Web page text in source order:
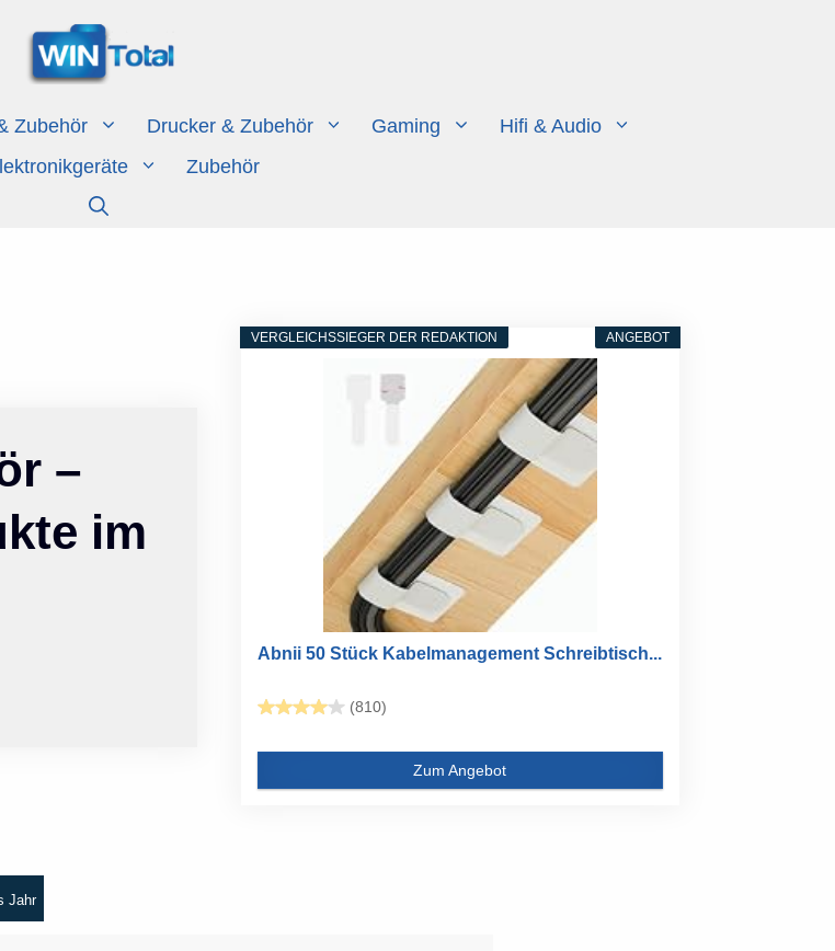
Zubehör Drucker & Zubehör Gaming
Hifi & Audio
Zubehör
–
im
ANGEBOT
VERGLEICHSSIEGER DER REDAKTION
Abnii 50 Stück Kabelmanagement Schreibtisch...
(810)
Zum Angebot
Jahr